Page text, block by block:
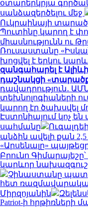
օտարերկրյա
սանձազերծելու մեջ
Ուկրաինայի
Պուտինը կարող է
միասնությունն ու
Ռուսաստանը
խոցվել է երկու
զանգահարել է
դաշնակցի
դավադրություն․
տեխնոլոգիաների
կարող էր ծախսվել
Էստոնիայում կոչ
սահմանը
անձին ավելի քան 2,5
«Արսենալը»
Բրունո Գիմարայեշը՝
կարևոր
Չինաստանը
հետ ռազմավարական
Միրզոյանին
Patriot-ի